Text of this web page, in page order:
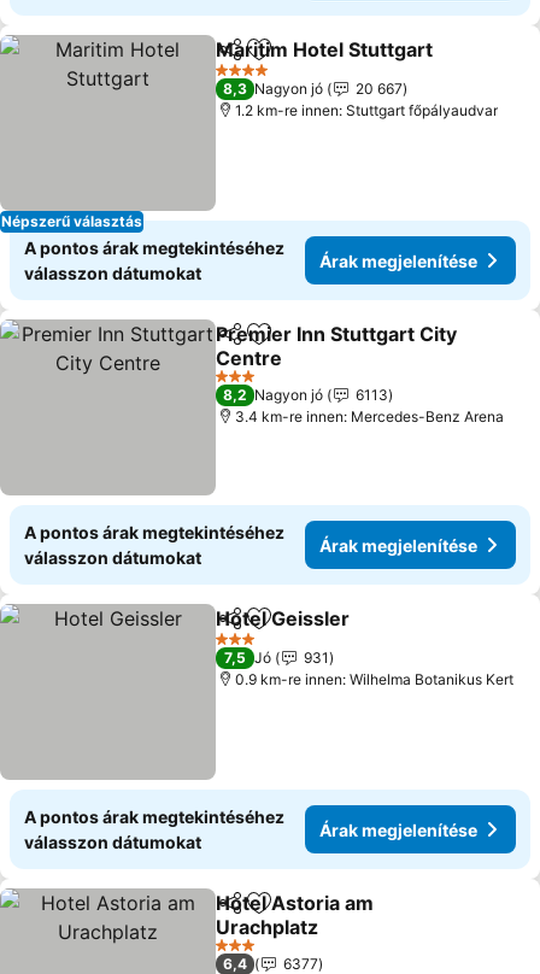
Népszerű választás
Megosztás
Hozzáadás a kedvencekhez
Maritim Hotel Stuttgart
4 Kategória
8,3 Nagyon jó
20 667
1.2 km-re innen: Stuttgart főpályaudvar
A pontos árak megtekintéséhez
válasszon dátumokat
Árak megjelenítése
Megosztás
Hozzáadás a kedvencekhez
Premier Inn Stuttgart City
Centre
Árak megjelenítése
3 Kategória
8,2 Nagyon jó
6113
3.4 km-re innen: Mercedes-Benz Arena
A pontos árak megtekintéséhez
válasszon dátumokat
Árak megjelenítése
Megosztás
Hozzáadás a kedvencekhez
Hotel Geissler
3 Kategória
7,5 Jó
931
0.9 km-re innen: Wilhelma Botanikus Kert
A pontos árak megtekintéséhez
válasszon dátumokat
Árak megjelenítése
Megosztás
Hozzáadás a kedvencekhez
Hotel Astoria am
Urachplatz
Árak megjelenítése
3 Kategória
6,4
6377